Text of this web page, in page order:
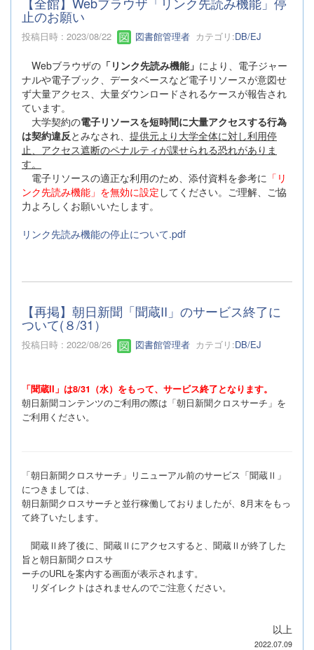
止のお願い
投稿日時 : 2023/08/22 図書館管理者 カテゴリ:DB/EJ
Webブラウザの 「リンク先読み機能」 により、電子ジャー
ナルや電子ブック、データベースなど電子リソースが意図せ
ず大量アクセス、大量ダウンロードされるケースが報告され
ています。
大学契約の電子リソースを短時間に大量アクセスする行為
は契約違反とみなされ、 提供元より大学全体に対し利用停
止、アクセス遮断のペナルティが課せられる恐れがありま
す。
電子リソースの適正な利用のため、添付資料を参考に 「リ
ンク先読み機能」を無効に設定 してください。ご理解、ご協
力よろしくお願いいたします。
リンク先読み機能の停止について.pdf
【再掲】朝日新聞「聞蔵II」のサービス終了に
ついて(８/31）
投稿日時 : 2022/08/26 図書館管理者 カテゴリ:DB/EJ
「聞蔵II」は8/31（水）をもって、サービス終了となります。
朝日新聞コンテンツのご利用の際は「朝日新聞クロスサーチ」を
ご利用ください。
「朝日新聞クロスサーチ」リニューアル前のサービス「聞蔵Ⅱ」
につきましては、
朝日新聞クロスサーチと並行稼働しておりましたが、8月末をもっ
て終了いたします。
聞蔵Ⅱ終了後に、聞蔵Ⅱにアクセスすると、聞蔵Ⅱが終了した
旨と朝日新聞クロスサ
ーチのURLを案内する画面が表示されます。
リダイレクトはされませんのでご注意ください。
以上
2022.07.09